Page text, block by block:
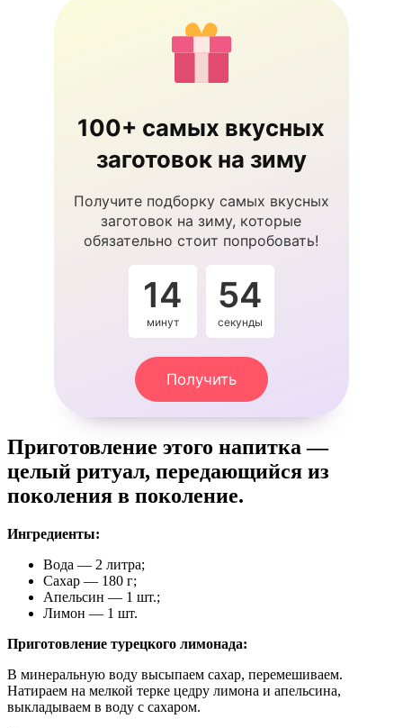
100+ самых вкусных
заготовок на зиму
Получите подборку самых вкусных
заготовок на зиму, которые
обязательно стоит попробовать!
14
минут
53
секунды
Получить
Приготовление этого напитка —
целый ритуал, передающийся из
поколения в поколение.
Ингредиенты:
Вода — 2 литра;
Сахар — 180 г;
Апельсин — 1 шт.;
Лимон — 1 шт.
Приготовление турецкого лимонада:
В минеральную воду высыпаем сахар, перемешиваем.
Натираем на мелкой терке цедру лимона и апельсина,
выкладываем в воду с сахаром.